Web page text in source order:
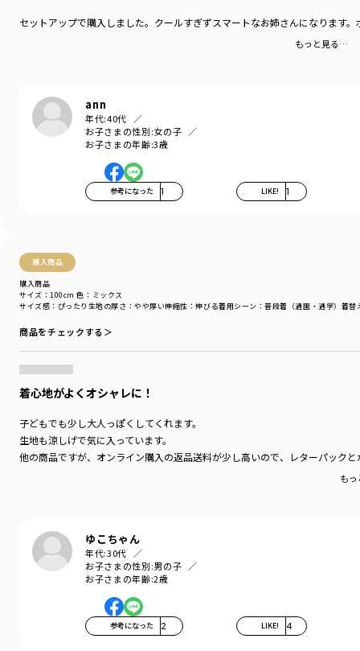
セットアップで購入しました。クールすぎずスマートなお姉さんになります
もっと見る…
ann
年代:40代
お子さまの性別:女の子
お子さまの年齢:3歳
参考になった 1 LIKE! 1
購入商品
購入商品
サイズ感 ：ぴったり 生地の厚さ ：やや厚い伸縮性 ：伸びる着用シーン ：普段着（通園・通学） 着替
サイズ：100cm 色：ミックス
商品をチェックする＞
着心地がよくオシャレに！
子どもでも少し大人っぽくしてくれます。
生地も涼しげで気に入っています。
他の商品ですが、オンライン購入の返品送料が少し高いので、レターパック
も
ゆこちゃん
年代:30代
お子さまの性別:男の子
お子さまの年齢:2歳
参考になった 2 LIKE! 4
サイズ：サイズ140M
プライベートでは2人の女の子のママであり、次女の出産を機に出版した『妊
婦本。自分らしくいつもどおり』(光文社)など著書も多数。
Instagramのフォロワー数は20 万人を超える。
・Instagram:@ayaaa0707
(https://www.instagram.com/ayaaa0707)
・YouTube＠aya_kaneko
(https://www.youtube.com/@aya_kaneko)
カテゴリ
カラー
性別タイプ
／ GIRL
BOY
商品番号